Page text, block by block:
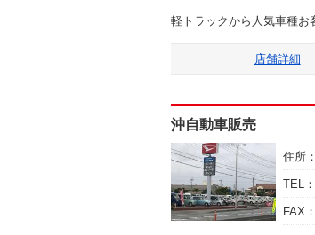
軽トラックから人気車種お
店舗詳細
沖自動車販売
住所：
TEL：
FAX：